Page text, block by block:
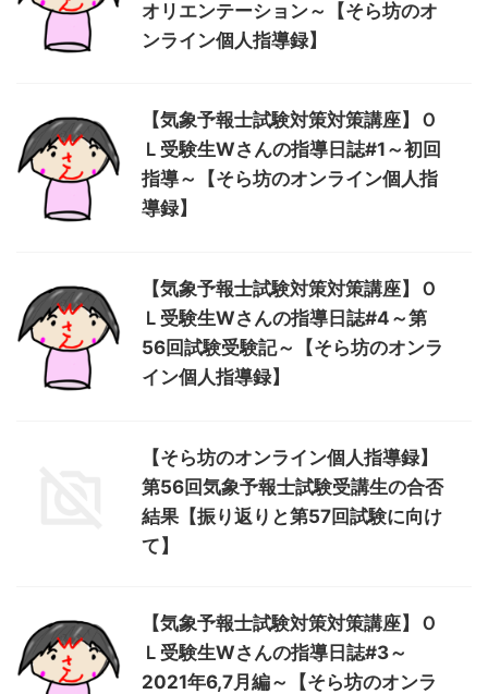
オリエンテーション～【そら坊のオ
ンライン個人指導録】
【気象予報士試験対策対策講座】Ｏ
Ｌ受験生Wさんの指導日誌#1～初回
指導～【そら坊のオンライン個人指
導録】
【気象予報士試験対策対策講座】Ｏ
Ｌ受験生Wさんの指導日誌#4～第
56回試験受験記～【そら坊のオンラ
イン個人指導録】
【そら坊のオンライン個人指導録】
第56回気象予報士試験受講生の合否
結果【振り返りと第57回試験に向け
て】
【気象予報士試験対策対策講座】Ｏ
Ｌ受験生Wさんの指導日誌#3～
2021年6,7月編～【そら坊のオンラ